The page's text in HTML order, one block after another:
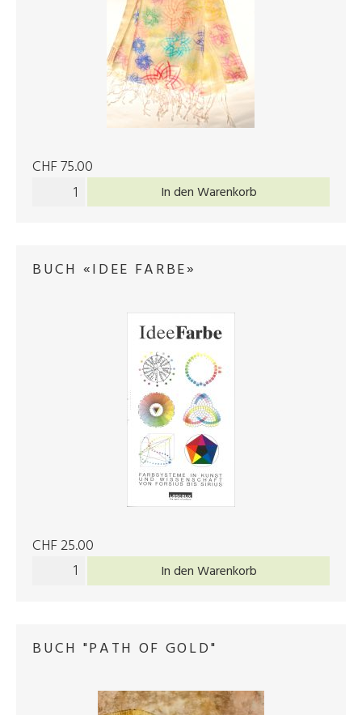
CHF 75.00
In den Warenkorb
BUCH «IDEE FARBE»
CHF 25.00
In den Warenkorb
BUCH "PATH OF GOLD"